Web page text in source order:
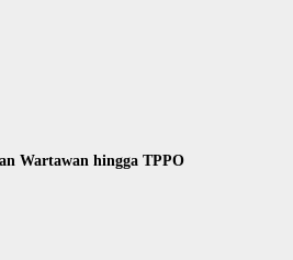
Wartawan hingga TPPO